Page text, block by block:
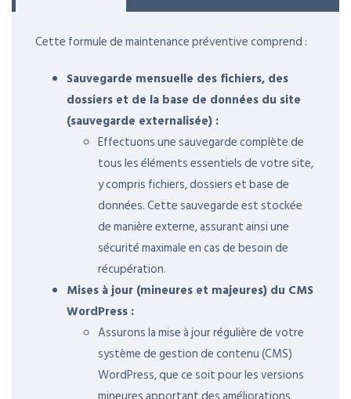
Cette formule de maintenance préventive comprend :
Sauvegarde mensuelle des fichiers, des
dossiers et de la base de données du site
(sauvegarde externalisée) :
Effectuons une sauvegarde complète de
tous les éléments essentiels de votre site,
y compris fichiers, dossiers et base de
données. Cette sauvegarde est stockée
de manière externe, assurant ainsi une
sécurité maximale en cas de besoin de
récupération.
Mises à jour (mineures et majeures) du CMS
WordPress :
Assurons la mise à jour régulière de votre
système de gestion de contenu (CMS)
WordPress, que ce soit pour les versions